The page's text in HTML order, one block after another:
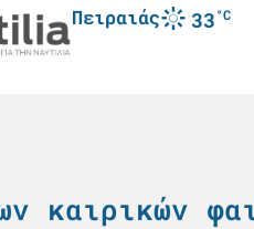
Πειραιάς 33°C
καιρικών